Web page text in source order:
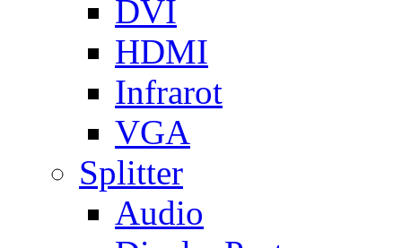
DVI
HDMI
Infrarot
VGA
Splitter
Audio